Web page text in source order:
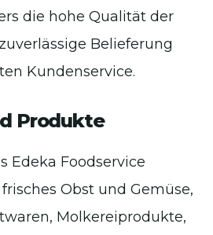
die hohe Qualität der
Belieferung
Kundenservice.
Produkte
Edeka Foodservice
Obst und Gemüse,
Molkereiprodukte,